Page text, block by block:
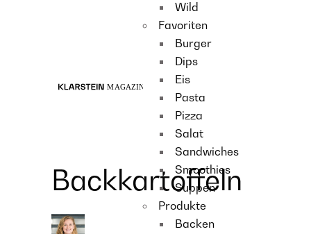
Wild
Favoriten
Burger
Dips
Eis
Pasta
Pizza
Salat
Sandwiches
Smoothies
Suppen
Produkte
Backen
Backkartoffeln